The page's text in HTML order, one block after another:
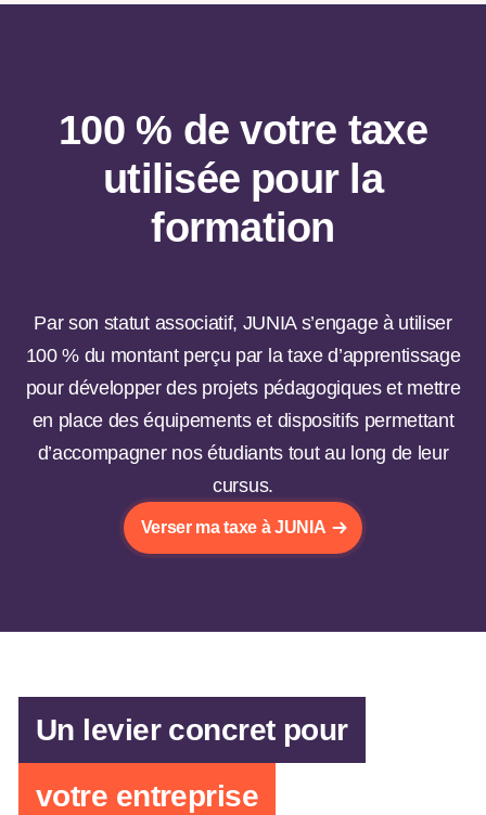
100 % de votre taxe
utilisée pour la
formation
Par son statut associatif, JUNIA s’engage à utiliser
100 % du montant perçu par la taxe d’apprentissage
pour développer des projets pédagogiques et mettre
en place des équipements et dispositifs permettant
d’accompagner nos étudiants tout au long de leur
cursus.
Verser ma taxe à JUNIA
Un levier concret pour
votre entreprise